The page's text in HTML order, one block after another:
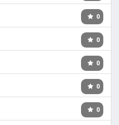
0
0
0
0
0